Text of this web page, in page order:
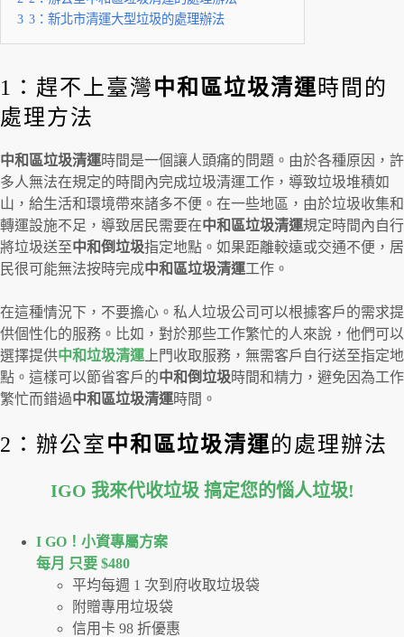
3 3：新北市清運大型垃圾的處理辦法
1：趕不上臺灣中和區垃圾清運時間的
處理方法
中和區垃圾清運時間是一個讓人頭痛的問題。由於各種原因，許
多人無法在規定的時間內完成垃圾清運工作，導致垃圾堆積如
山，給生活和環境帶來諸多不便。在一些地區，由於垃圾收集和
轉運設施不足，導致居民需要在中和區垃圾清運規定時間內自行
將垃圾送至中和倒垃圾指定地點。如果距離較遠或交通不便，居
民很可能無法按時完成中和區垃圾清運工作。
在這種情況下，不要擔心。私人垃圾公司可以根據客戶的需求提
供個性化的服務。比如，對於那些工作繁忙的人來說，他們可以
選擇提供中和垃圾清運上門收取服務，無需客戶自行送至指定地
點。這樣可以節省客戶的中和倒垃圾時間和精力，避免因為工作
繁忙而錯過中和區垃圾清運時間。
2：辦公室中和區垃圾清運的處理辦法
IGO 我來代收垃圾 搞定您的惱人垃圾!
I GO！⼩資專屬⽅案
每月 只要 $480
平均每週 1 次到府收取垃圾袋
附贈專用垃圾袋
信用卡 98 折優惠